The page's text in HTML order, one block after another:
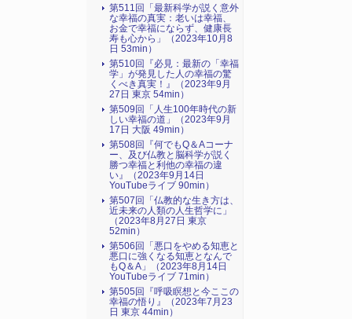
第511回「最新科学が説く意外
な幸福の真実：老いは幸福、
お金で幸福にならず、健康長
寿も心から」（2023年10月8
日 53min）
第510回『必見：最新の「幸福
学」が発見した人の幸福の驚
くべき真実！』（2023年9月
27日 東京 54min）
第509回「人生100年時代の新
しい幸福の道」（2023年9月
17日 大阪 49min）
第508回『何でもQ＆Aコーナ
ー、及び仏教と脳科学が説く
勝つ幸福と利他の幸福の違
い』（2023年9月14日
YouTubeライブ 90min）
第507回「仏教的な生き方は、
近未来の人類の人生哲学に」
（2023年8月27日 東京
52min）
第506回「悪口をやめる知恵と
悪口に強くなる知恵となんで
もQ＆A」（2023年8月14日
YouTubeライブ 71min）
第505回『呼吸瞑想と今ここの
幸福の悟り』（2023年7月23
日 東京 44min）